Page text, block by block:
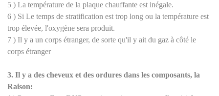
5 ) La température de la plaque chauffante est inégale.
6 ) Si Le temps de stratification est trop long ou la température est
trop élevée, l'oxygène sera produit.
7 ) Il y a un corps étranger, de sorte qu'il y ait du gaz à côté le
corps étranger
3. Il y a des cheveux et des ordures dans les composants, la
Raison: